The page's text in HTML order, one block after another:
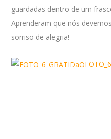
guardadas dentro de um
Aprenderam que nós
sorriso de alegria!